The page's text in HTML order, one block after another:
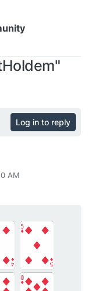
Log in to reply
AM